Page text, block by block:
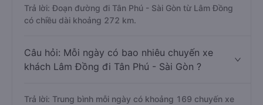
Trả lời: Đoạn đường đi Tân Phú - Sài Gòn từ Lâm Đồng
có chiều dài khoảng 272 km.
Câu hỏi: Mỗi ngày có bao nhiêu chuyến xe
khách Lâm Đồng đi Tân Phú - Sài Gòn ?
Trả lời: Trung bình mỗi ngày có khoảng 169 chuyến xe